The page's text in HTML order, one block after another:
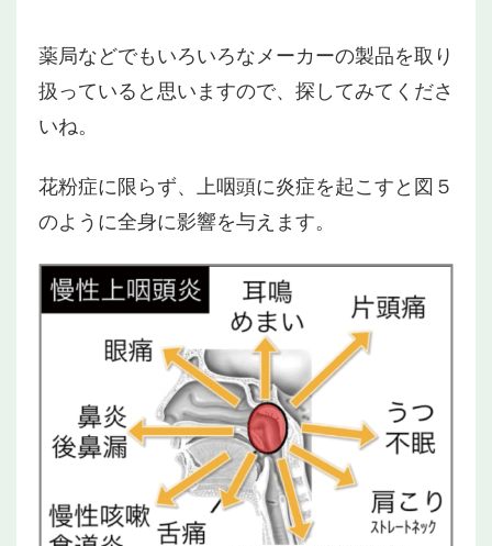
薬局などでもいろいろなメーカーの製品を取り
扱っていると思いますので、探してみてくださ
いね。
花粉症に限らず、上咽頭に炎症を起こすと図５
のように全身に影響を与えます。